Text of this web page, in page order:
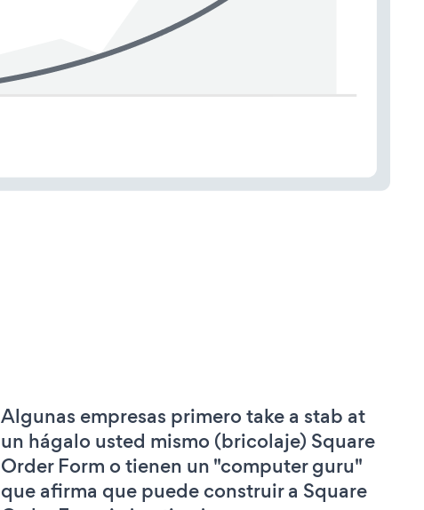
Algunas empresas primero take a stab at
un hágalo usted mismo (bricolaje) Square
Order Form o tienen un "computer guru"
que afirma que puede construir a Square